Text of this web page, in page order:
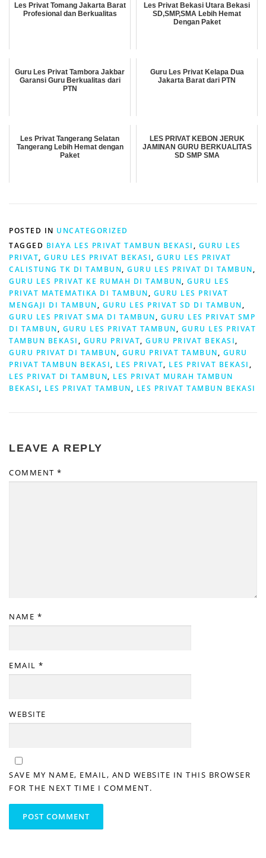
Les Privat Tomang Jakarta Barat
Profesional dan Berkualitas
Les Privat Bekasi Utara Bekasi
SD,SMP,SMA Lebih Hemat
Dengan Paket
Guru Les Privat Tambora Jakbar
Garansi Guru Berkualitas dari
PTN
Guru Les Privat Kelapa Dua
Jakarta Barat dari PTN
Les Privat Tangerang Selatan
Tangerang Lebih Hemat dengan
Paket
LES PRIVAT KEBON JERUK
JAMINAN GURU BERKUALITAS
SD SMP SMA
POSTED IN UNCATEGORIZED
TAGGED BIAYA LES PRIVAT TAMBUN BEKASI, GURU LES
PRIVAT, GURU LES PRIVAT BEKASI, GURU LES PRIVAT
CALISTUNG TK DI TAMBUN, GURU LES PRIVAT DI TAMBUN,
GURU LES PRIVAT KE RUMAH DI TAMBUN, GURU LES
PRIVAT MATEMATIKA DI TAMBUN, GURU LES PRIVAT
MENGAJI DI TAMBUN, GURU LES PRIVAT SD DI TAMBUN,
GURU LES PRIVAT SMA DI TAMBUN, GURU LES PRIVAT SMP
DI TAMBUN, GURU LES PRIVAT TAMBUN, GURU LES PRIVAT
TAMBUN BEKASI, GURU PRIVAT, GURU PRIVAT BEKASI,
GURU PRIVAT DI TAMBUN, GURU PRIVAT TAMBUN, GURU
PRIVAT TAMBUN BEKASI, LES PRIVAT, LES PRIVAT BEKASI,
LES PRIVAT DI TAMBUN, LES PRIVAT MURAH TAMBUN
BEKASI, LES PRIVAT TAMBUN, LES PRIVAT TAMBUN BEKASI
LEAVE A REPLY
COMMENT *
NAME *
EMAIL *
WEBSITE
SAVE MY NAME, EMAIL, AND WEBSITE IN THIS BROWSER
FOR THE NEXT TIME I COMMENT.